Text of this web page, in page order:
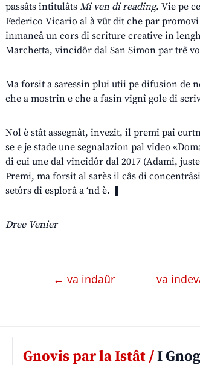
passâts intitulâts Mi ven di reading. Vie pe
Federico Vicario al à vût dit che par
inmaneâ un cors di scriture creative in
Marchetta, vincidôr dal San Simon par trê
Ma forsit a saressin plui utii pe difusion de
che a mostrin e che a fasin vignî gole di
Nol è stât assegnât, invezit, il premi pai
se e je stade une segnalazion pal video
di cui une dal vincidôr dal 2017 (Adami,
Premi, ma forsit al sarès il câs di
setôrs di esplorâ a ‘nd è. ❚
Dree Venier
← va indaûr va
Gnovis par la Istât /I